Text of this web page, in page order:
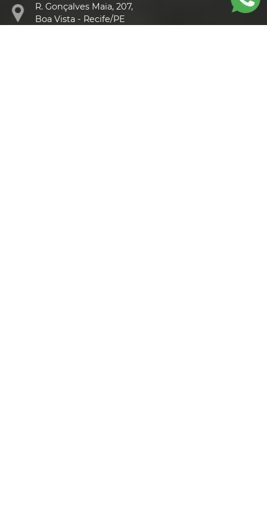
R. Gonçalves Maia, 207,
Boa Vista - Recife/PE